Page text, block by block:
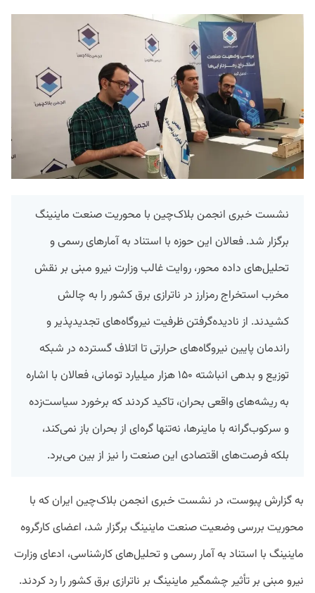
نشست خبری انجمن بلاک‌چین با محوریت صنعت ماینینگ
برگزار شد. فعالان این حوزه با استناد به آمارهای رسمی و
تحلیل‌های داده محور، روایت غالب وزارت نیرو مبنی بر نقش
مخرب استخراج رمزارز در ناترازی برق کشور را به چالش
کشیدند. از نادیده‌گرفتن ظرفیت نیروگاه‌های تجدیدپذیر و
راندمان پایین نیروگاه‌های حرارتی تا اتلاف گسترده در شبکه
توزیع و بدهی انباشته ۱۵۰ هزار میلیارد تومانی، فعالان با اشاره
به ریشه‌های واقعی بحران، تاکید کردند که برخورد سیاست‌زده
و سرکوب‌گرانه با ماینرها، نه‌تنها گره‌ای از بحران باز نمی‌کند،
بلکه فرصت‌های اقتصادی این صنعت را نیز از بین می‌برد.
به گزارش پبوست، در نشست خبری انجمن بلاک‌چین ایران که با
محوریت بررسی وضعیت صنعت ماینینگ برگزار شد، اعضای کارگروه
ماینینگ با استناد به آمار رسمی و تحلیل‌های کارشناسی، ادعای وزارت
نیرو مبنی بر تأثیر چشمگیر ماینینگ بر ناترازی برق کشور را رد کردند.